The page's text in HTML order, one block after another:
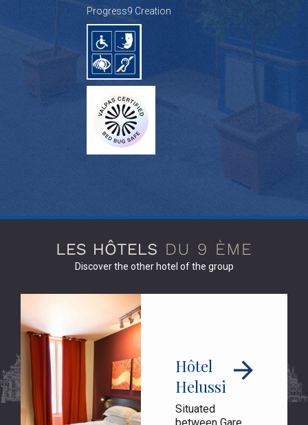
Progress9 Creation
Discover the other hotel of the group
Hôtel
Helussi
Situated